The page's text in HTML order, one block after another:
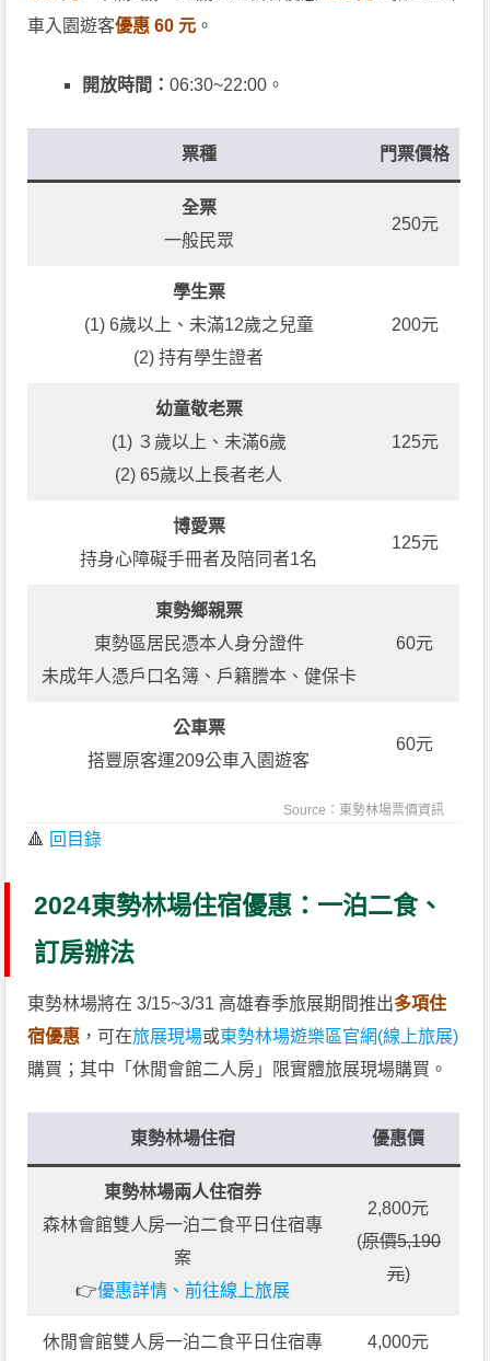
車入園遊客優惠 60 元 。
開放時間：06:30~22:00。
票種 門票價格
全票
一般民眾
250元
學生票
(1) 6歲以上、未滿12歲之兒童
(2) 持有學生證者
200元
幼童敬老票
(1) ３歲以上、未滿6歲
(2) 65歲以上長者老人
125元
博愛票
持身心障礙手冊者及陪同者1名
125元
東勢鄉親票
東勢區居民憑本人身分證件
未成年人憑戶口名簿、戶籍謄本、健保卡
60元
公車票
搭豐原客運209公車入園遊客
60元
Source： 東勢林場票價資訊
🔺 回目錄
2024東勢林場住宿優惠：一泊二食、
訂房辦法
東勢林場將在 3/15~3/31 高雄春季旅展期間推出多項住
宿優惠 ，可在旅展現場或東勢林場遊樂區官網(線上旅展)
購買；其中「休閒會館二人房」限實體旅展現場購買。
東勢林場住宿 優惠價
東勢林場兩人住宿券
森林會館雙人房一泊二食平日住宿專
案
👉優惠詳情、前往線上旅展
2,800元
(原價5,190
元)
休閒會館雙人房一泊二食平日住宿專
4,000元